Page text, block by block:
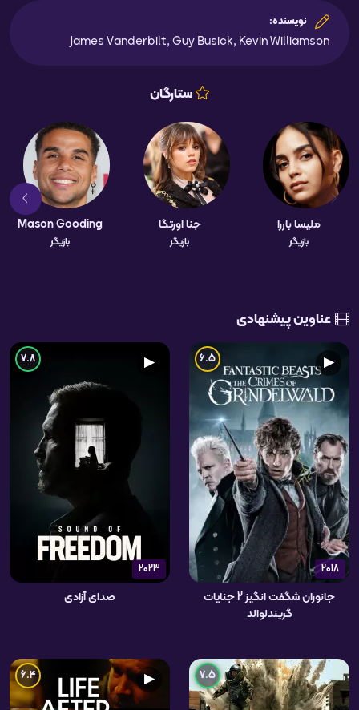
نویسنده:
James Vanderbilt, Guy Busick, Kevin Williamson
ستارگان
ملیسا باررا
بازیگر
جنا اورتگا
بازیگر
Mason Gooding
بازیگر
عناوین پیشنهادی
2018
▶
6.5
جانوران شگفت انگیز 2 جنایات
گریندلوالد
2023
▶
7.8
صدای آزادی
7.5
▶
6.4